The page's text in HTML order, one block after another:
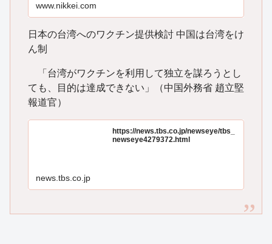
www.nikkei.com
日本の台湾へのワクチン提供検討 中国は台湾をけ
ん制
「台湾がワクチンを利用して独立を謀ろうとし
ても、目的は達成できない」（中国外務省 趙立堅
報道官）
https://news.tbs.co.jp/newseye/tbs_
newseye4279372.html
news.tbs.co.jp